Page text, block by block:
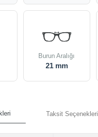
Burun Aralığı
21 mm
Taksit Seçenekleri